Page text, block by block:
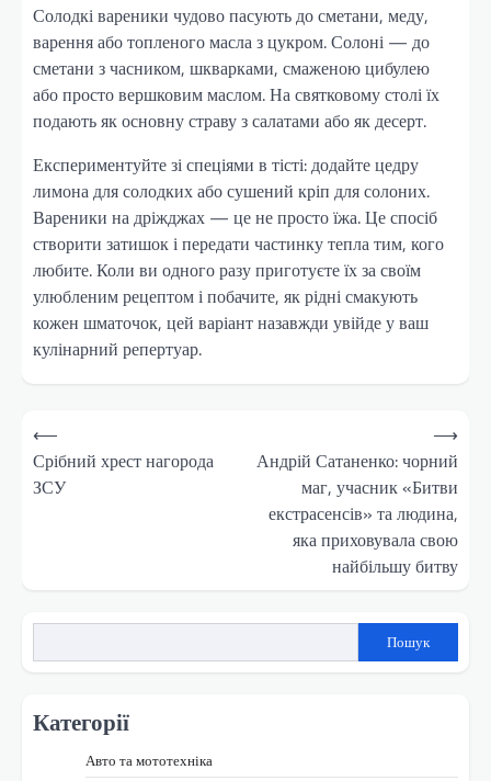
Солодкі вареники чудово пасують до сметани, меду,
варення або топленого масла з цукром. Солоні — до
сметани з часником, шкварками, смаженою цибулею
або просто вершковим маслом. На святковому столі їх
подають як основну страву з салатами або як десерт.
Експериментуйте зі спеціями в тісті: додайте цедру
лимона для солодких або сушений кріп для солоних.
Вареники на дріжджах — це не просто їжа. Це спосіб
створити затишок і передати частинку тепла тим, кого
любите. Коли ви одного разу приготуєте їх за своїм
улюбленим рецептом і побачите, як рідні смакують
кожен шматочок, цей варіант назавжди увійде у ваш
кулінарний репертуар.
Навігація
записів
⟵
Срібний хрест нагорода
ЗСУ
Андрій Сатаненко: чорний
маг, учасник «Битви
екстрасенсів» та людина,
яка приховувала свою
найбільшу битву
⟶
Пошук
Категорії
Авто та мототехніка